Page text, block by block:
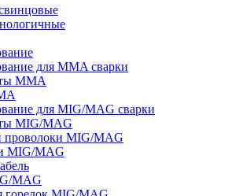
для MMA сварки
MMA
для MIG/MAG сварки
MIG/MAG
проволоки MIG/MAG
MIG/MAG
MAG